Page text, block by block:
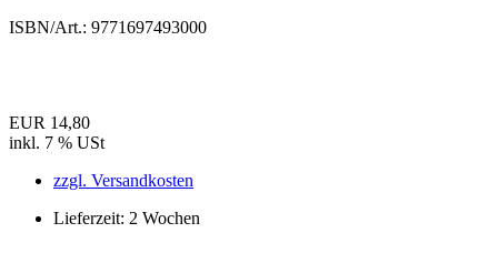
ISBN/Art.: 9771697493000
EUR 14,80
inkl. 7 % USt
zzgl. Versandkosten
Lieferzeit: 2 Wochen